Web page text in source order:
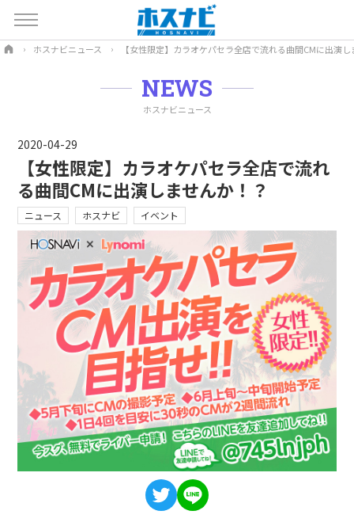
ホスナビニュース 【女性限定】カラオケパセラ全店で流れる曲間CMに出演
NEWS
ホスナビニュース
2020-04-29
【女性限定】カラオケパセラ全店で流れ
る曲間CMに出演しませんか！？
ニュース ホスナビ イベント